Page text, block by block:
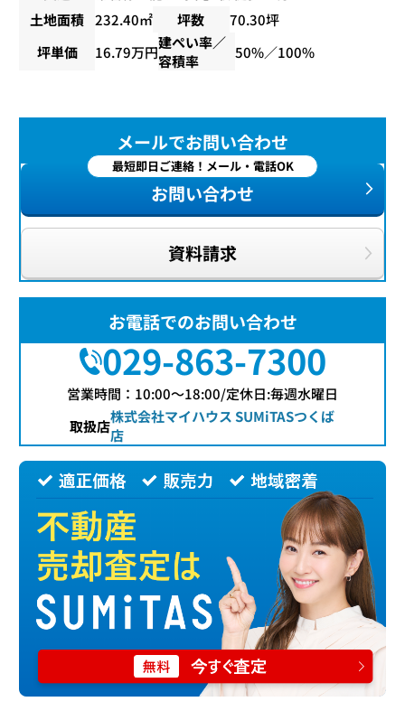
土地面積 232.40㎡ 坪数
70.30坪
坪単価
16.79万円建ぺい率／
容積率
50%／100%
メールでお問い合わせ
最短即日ご連絡！メール・電話OK
お問い合わせ
資料請求
お電話でのお問い合わせ
029-863-7300
営業時間：10:00〜18:00/定休日:毎週水曜日
取扱店株式会社マイハウス SUMiTASつくば
店